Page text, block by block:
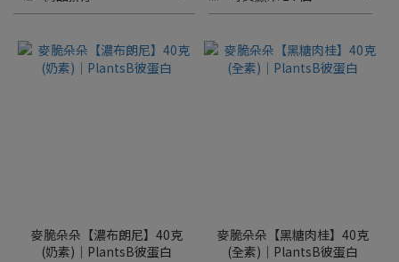
麥脆朵朵【濃布朗尼】40克
(奶素)｜PlantsB彼蛋白
麥脆朵朵【黑糖肉桂】40克
(全素)｜PlantsB彼蛋白